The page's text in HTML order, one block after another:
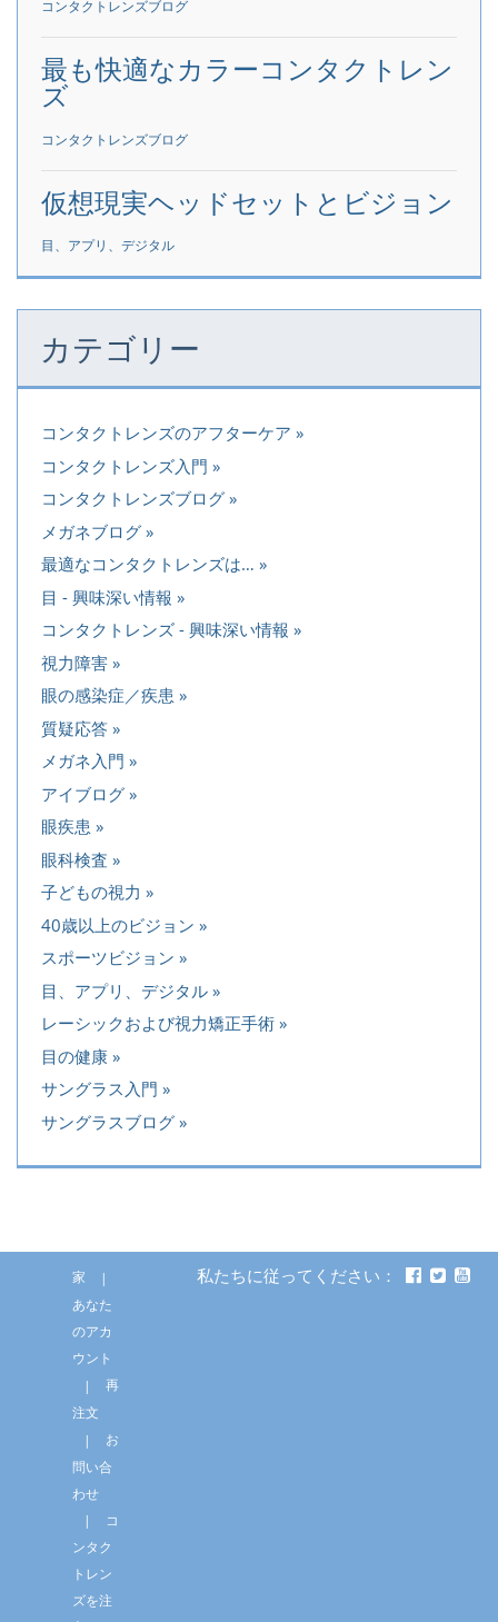
コンタクトレンズブログ
最も快適なカラーコンタクトレン
ズ
コンタクトレンズブログ
仮想現実ヘッドセットとビジョン
目、アプリ、デジタル
カテゴリー
コンタクトレンズのアフターケア
コンタクトレンズ入門
コンタクトレンズブログ
メガネブログ
最適なコンタクトレンズは…
目 - 興味深い情報
コンタクトレンズ - 興味深い情報
視力障害
眼の感染症／疾患
質疑応答
メガネ入門
アイブログ
眼疾患
眼科検査
子どもの視力
40歳以上のビジョン
スポーツビジョン
目、アプリ、デジタル
レーシックおよび視力矯正手術
目の健康
サングラス入門
サングラスブログ
家
あなた
のアカ
ウント
再
注文
お
問い合
わせ
コ
ンタク
トレン
ズを注
私たちに従ってください：